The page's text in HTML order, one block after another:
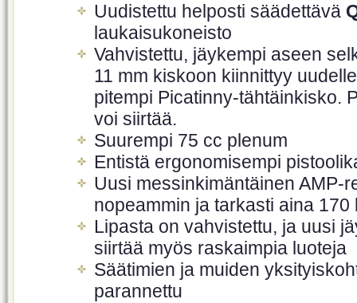
Uudistettu helposti säädettävä
laukaisukoneisto
Vahvistettu, jäykempi aseen
11 mm kiskoon kiinnittyy
pitempi Picatinny-tähtäinkisko.
voi siirtää.
Suurempi 75 cc plenum
Entistä ergonomisempi
Uusi messinkimäntäinen AMP-
nopeammin ja tarkasti aina 170
Lipasta on vahvistettu, ja uusi
siirtää myös raskaimpia luoteja
Säätimien ja muiden
parannettu